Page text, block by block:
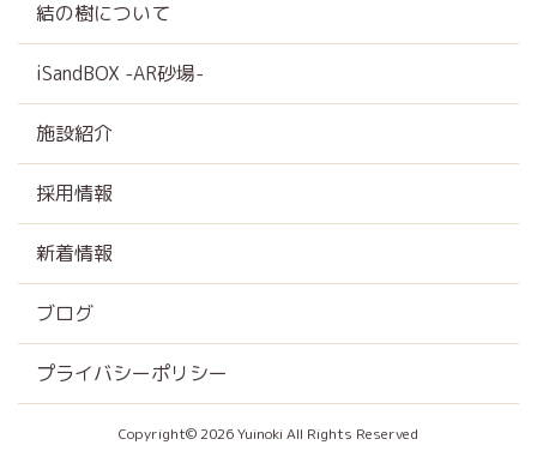
結の樹について
iSandBOX -AR砂場-
施設紹介
採用情報
新着情報
ブログ
プライバシーポリシー
Copyright© 2026 Yuinoki All Rights Reserved